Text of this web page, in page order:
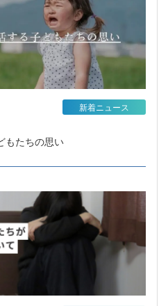
もたちの思い
新着ニュース